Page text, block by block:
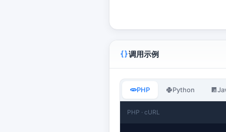
调用示例
PHP Python
PHP · cURL